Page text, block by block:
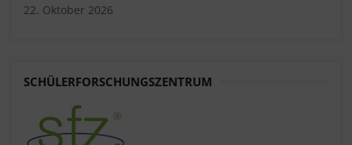
22. Oktober 2026
SCHÜLERFORSCHUNGSZENTRUM